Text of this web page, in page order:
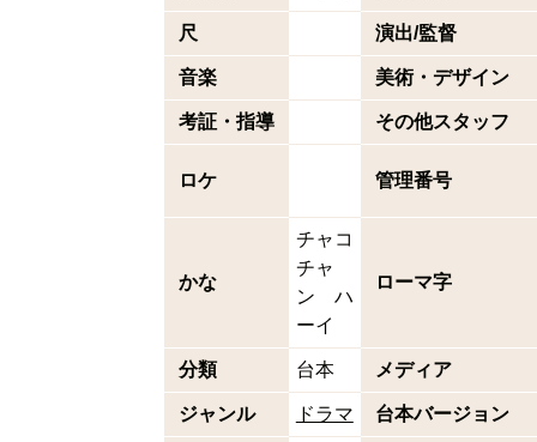
尺 演出/監督
音楽 美術・デザイン
考証・指導 その他スタッフ
ロケ 管理番号
かな
チャコ
チャ
ン ハ
ーイ
ローマ字
分類 台本 メディア
ジャンル ドラマ 台本バージョン